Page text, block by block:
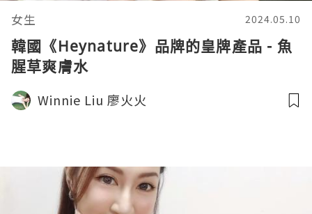
女生 2024.05.10
韓國《Heynature》品牌的皇牌產品 - 魚
腥草爽膚水
Winnie Liu 廖火火